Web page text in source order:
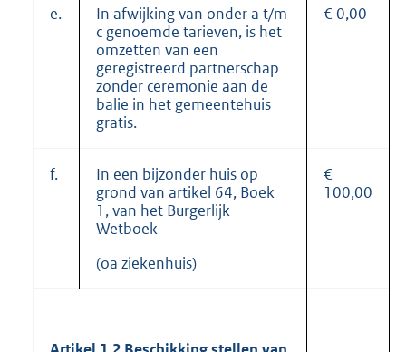
e.
In afwijking van onder a t/m
c genoemde tarieven, is het
omzetten van een
geregistreerd partnerschap
zonder ceremonie aan de
balie in het gemeentehuis
gratis.
€ 0,00
f.
In een bijzonder huis op
grond van artikel 64, Boek
1, van het Burgerlijk
Wetboek
(oa ziekenhuis)
€
100,00